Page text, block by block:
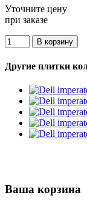
Уточните цену
при заказе
Другие плитки
Ваша корзина